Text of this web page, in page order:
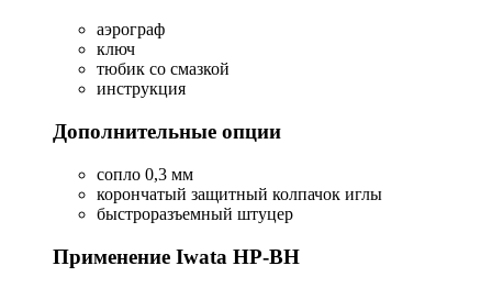
аэрограф
ключ
тюбик со смазкой
инструкция
Дополнительные опции
сопло 0,3 мм
корончатый защитный колпачок иглы
быстроразъемный штуцер
Применение Iwata HP-BH